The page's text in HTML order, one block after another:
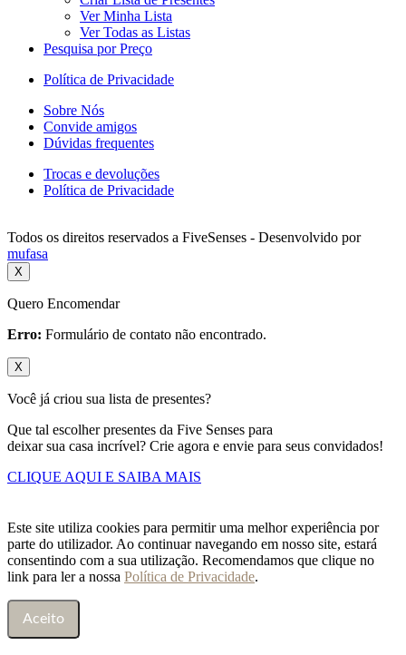
Ver Minha Lista
Ver Todas as Listas
Pesquisa por Preço
Política de Privacidade
Sobre Nós
Convide amigos
Dúvidas frequentes
Trocas e devoluções
Política de Privacidade
Todos os direitos reservados a FiveSenses - Desenvolvido por
mufasa
X
Quero Encomendar
Erro: Formulário de contato não encontrado.
X
Você já criou sua lista de presentes?
Que tal escolher presentes da Five Senses para
deixar sua casa incrível? Crie agora e envie para seus convidados!
CLIQUE AQUI E SAIBA MAIS
Este site utiliza cookies para permitir uma melhor experiência por
parte do utilizador. Ao continuar navegando em nosso site, estará
consentindo com a sua utilização. Recomendamos que clique no
link para ler a nossa Política de Privacidade.
Aceito